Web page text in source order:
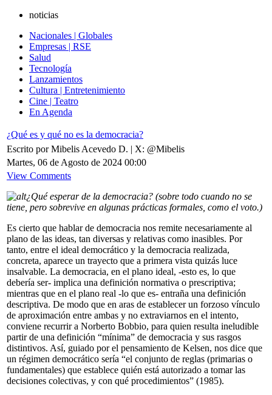
noticias
Nacionales | Globales
Empresas | RSE
Salud
Tecnología
Lanzamientos
Cultura | Entretenimiento
Cine | Teatro
En Agenda
¿Qué es y qué no es la democracia?
Escrito por Mibelis Acevedo D. | X: @Mibelis
Martes, 06 de Agosto de 2024 00:00
View Comments
¿Qué esperar de la democracia? (sobre todo cuando no se
tiene, pero sobrevive en algunas prácticas formales, como el voto.)
Es cierto que hablar de democracia nos remite necesariamente al
plano de las ideas, tan diversas y relativas como inasibles. Por
tanto, entre el ideal democrático y la democracia realizada,
concreta, aparece un trayecto que a primera vista quizás luce
insalvable. La democracia, en el plano ideal, -esto es, lo que
debería ser- implica una definición normativa o prescriptiva;
mientras que en el plano real -lo que es- entraña una definición
descriptiva. De modo que en aras de establecer un forzoso vínculo
de aproximación entre ambas y no extraviarnos en el intento,
conviene recurrir a Norberto Bobbio, para quien resulta ineludible
partir de una definición “mínima” de democracia y sus rasgos
distintivos. Así, guiado por el pensamiento de Kelsen, nos dice que
un régimen democrático sería “el conjunto de reglas (primarias o
fundamentales) que establece quién está autorizado a tomar las
decisiones colectivas, y con qué procedimientos” (1985).